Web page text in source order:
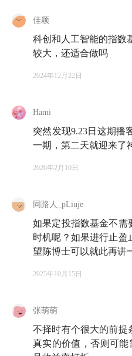
佳颖
科创和人工智能的指数
较大，还适合做吗
2024年12月22日
Hami
突然发现9.23日这期播
一期，第二天就迎来了
2026年2月10日
同路人_pLiuje
如果定投指数基金不需
时机呢？如果进行止盈
望陈博士可以就此再讲
2025年10月15日
张萌萌
不择时有个很大的前提
真实的价值，否则可能